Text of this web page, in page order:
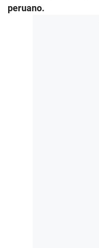
peruano.